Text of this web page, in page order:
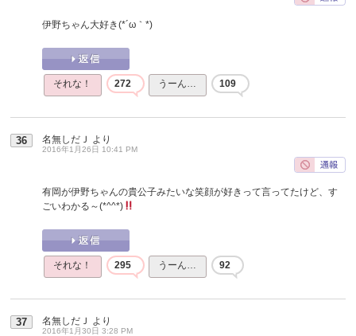
伊野ちゃん大好き(*´ω｀*)
それな！ 272 うーん… 109
36 名無しだＪ より
2016年1月26日 10:41 PM
有岡が伊野ちゃんの貴公子みたいな笑顔が好きって言ってたけど、す
ごいわかる～(*^^*)
それな！ 295 うーん… 92
37 名無しだＪ より
2016年1月30日 3:28 PM